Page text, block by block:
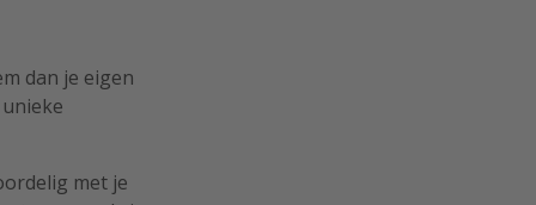
dan je eigen
met je